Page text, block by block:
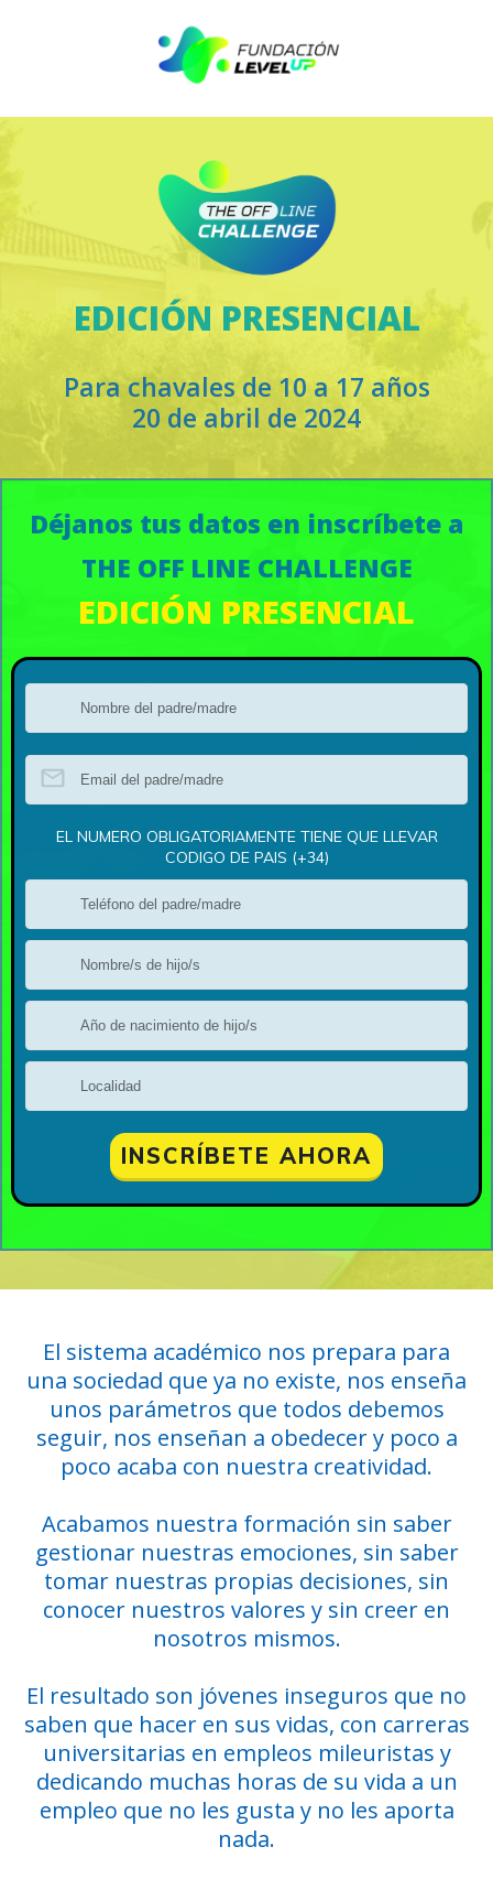
EDICIÓN PRESENCIAL
Para chavales de 10 a 17 años
20 de abril de 2024
Déjanos tus datos en inscríbete a
THE OFF LINE CHALLENGE
EDICIÓN PRESENCIAL
EL NUMERO OBLIGATORIAMENTE TIENE QUE LLEVAR
CODIGO DE PAIS (+34)
INSCRÍBETE AHORA
El sistema académico nos prepara para
una sociedad que ya no existe, nos enseña
unos parámetros que todos debemos
seguir, nos enseñan a obedecer y poco a
poco acaba con nuestra creatividad.
Acabamos nuestra formación sin saber
gestionar nuestras emociones, sin saber
tomar nuestras propias decisiones, sin
conocer nuestros valores y sin creer en
nosotros mismos.
El resultado son jóvenes inseguros que no
saben que hacer en sus vidas, con carreras
universitarias en empleos mileuristas y
dedicando muchas horas de su vida a un
empleo que no les gusta y no les aporta
nada.